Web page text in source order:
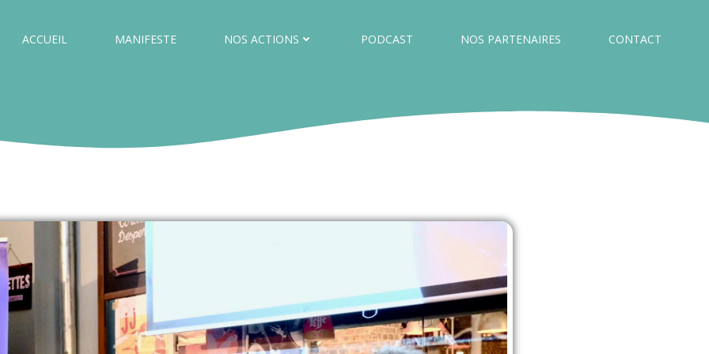
ACCUEIL MANIFESTE NOS ACTIONS PODCAST NOS PARTENAIRES CONTACT